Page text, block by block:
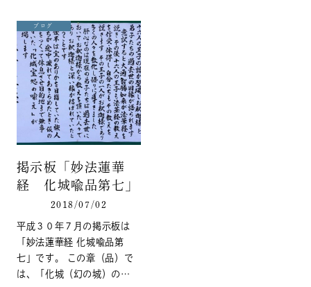
ブログ
掲示板「妙法蓮華
経 化城喩品第七」
2018/07/02
平成３０年７月の掲示板は
「妙法蓮華経 化城喩品第
七」です。 この章（品）で
は、「化城（幻の城）の…